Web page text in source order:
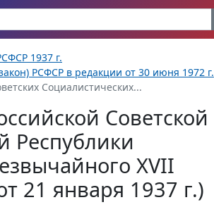
1937 г.
РСФСР в редакции от 30 июня 1972 г.
Социалистических...
Советской
Республики
XVII
21 января 1937 г.)